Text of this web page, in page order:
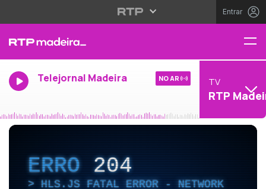
Entrar
Telejornal Madeira NO AR TV
RTP
ERRO204
HLS.JS FATAL ERROR - NETWORK